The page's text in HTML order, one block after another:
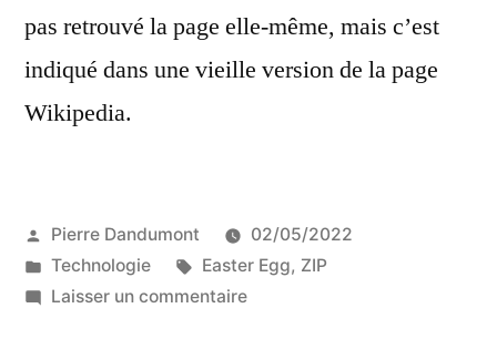
pas retrouvé la page elle-même, mais c’est
indiqué dans une vieille version de la page
Wikipedia.
Publié
par
Pierre Dandumont
02/05/2022
Publié
dans
Technologie Étiquettes :
Easter Egg, ZIP
Laisser un commentairesur